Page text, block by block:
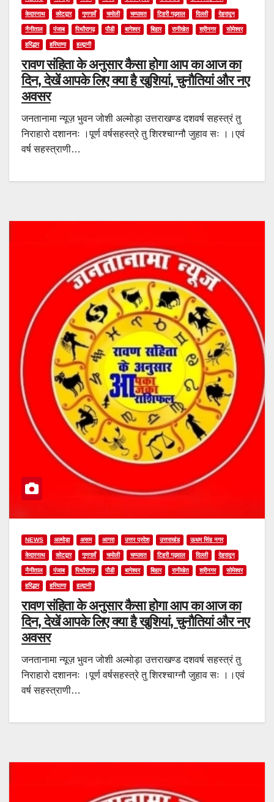
केदारनाथ कोटद्वार गुणगावँ चमोली चम्पावत टिहरी गढ़वाल दिल्ली देहरादून
नैनीताल पंजाब पिथौरागढ़ पौडी बागेश्वर बिहार रानीखेत श्रीनगर सोमेश्वर
हरिद्धार हरियाणा हल्द्वानी
रावण संहिता के अनुसार कैसा होगा आप का आज का
दिन, देखें आपके लिए क्या है खुशियां, चुनौतियां और नए
अवसर
जनतानामा न्यूज़ भुवन जोशी अल्मोड़ा उत्तराखण्ड दशवर्ष सहस्त्रं तु
निराहारो दशाननः ।पूर्ण वर्षसहस्त्रे तु शिरश्चाग्नौ जुहाव सः ।।एवं
वर्ष सहस्त्राणी…
NEWS अल्मोड़ा असम आगरा उत्तर प्रदेश उत्तराखंड ऊधम सिंह नगर
केदारनाथ कोटद्वार गुणगावँ चमोली चम्पावत टिहरी गढ़वाल दिल्ली देहरादून
नैनीताल पंजाब पिथौरागढ़ पौडी बागेश्वर बिहार रानीखेत श्रीनगर सोमेश्वर
हरिद्धार हरियाणा हल्द्वानी
रावण संहिता के अनुसार कैसा होगा आप का आज का
दिन, देखें आपके लिए क्या है खुशियां, चुनौतियां और नए
अवसर
जनतानामा न्यूज़ भुवन जोशी अल्मोड़ा उत्तराखण्ड दशवर्ष सहस्त्रं तु
निराहारो दशाननः ।पूर्ण वर्षसहस्त्रे तु शिरश्चाग्नौ जुहाव सः ।।एवं
वर्ष सहस्त्राणी…